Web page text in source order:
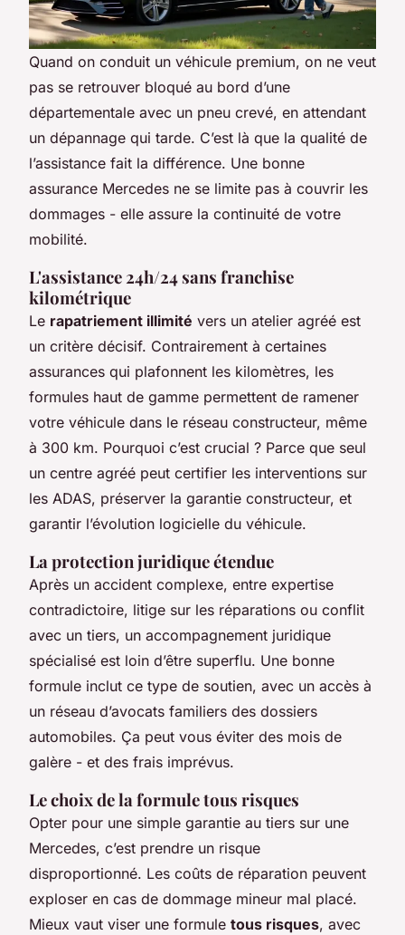
Quand on conduit un véhicule premium, on ne veut
pas se retrouver bloqué au bord d’une
départementale avec un pneu crevé, en attendant
un dépannage qui tarde. C’est là que la qualité de
l’assistance fait la différence. Une bonne
assurance Mercedes ne se limite pas à couvrir les
dommages - elle assure la continuité de votre
mobilité.
L'assistance 24h/24 sans franchise
kilométrique
Le rapatriement illimité vers un atelier agréé est
un critère décisif. Contrairement à certaines
assurances qui plafonnent les kilomètres, les
formules haut de gamme permettent de ramener
votre véhicule dans le réseau constructeur, même
à 300 km. Pourquoi c’est crucial ? Parce que seul
un centre agréé peut certifier les interventions sur
les ADAS, préserver la garantie constructeur, et
garantir l’évolution logicielle du véhicule.
La protection juridique étendue
Après un accident complexe, entre expertise
contradictoire, litige sur les réparations ou conflit
avec un tiers, un accompagnement juridique
spécialisé est loin d’être superflu. Une bonne
formule inclut ce type de soutien, avec un accès à
un réseau d’avocats familiers des dossiers
automobiles. Ça peut vous éviter des mois de
galère - et des frais imprévus.
Le choix de la formule tous risques
Opter pour une simple garantie au tiers sur une
Mercedes, c’est prendre un risque
disproportionné. Les coûts de réparation peuvent
exploser en cas de dommage mineur mal placé.
Mieux vaut viser une formule tous risques, avec